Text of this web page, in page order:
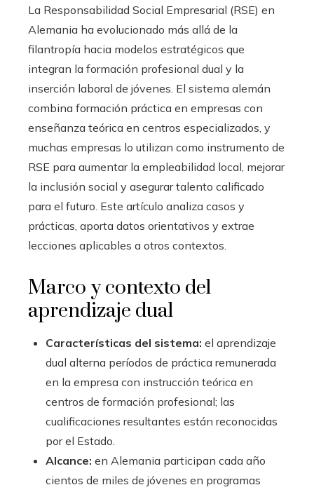
La Responsabilidad Social Empresarial (RSE) en
Alemania ha evolucionado más allá de la
filantropía hacia modelos estratégicos que
integran la formación profesional dual y la
inserción laboral de jóvenes. El sistema alemán
combina formación práctica en empresas con
enseñanza teórica en centros especializados, y
muchas empresas lo utilizan como instrumento de
RSE para aumentar la empleabilidad local, mejorar
la inclusión social y asegurar talento calificado
para el futuro. Este artículo analiza casos y
prácticas, aporta datos orientativos y extrae
lecciones aplicables a otros contextos.
Marco y contexto del
aprendizaje dual
Características del sistema: el aprendizaje
dual alterna períodos de práctica remunerada
en la empresa con instrucción teórica en
centros de formación profesional; las
cualificaciones resultantes están reconocidas
por el Estado.
Alcance: en Alemania participan cada año
cientos de miles de jóvenes en programas